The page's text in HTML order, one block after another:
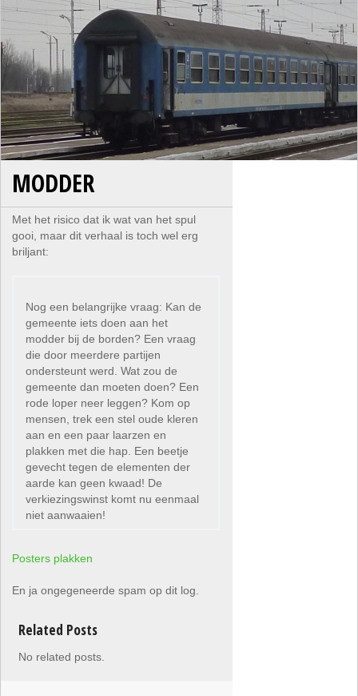
MODDER
Met het risico dat ik wat van het spul
gooi, maar dit verhaal is toch wel erg
briljant:
Nog een belangrijke vraag: Kan de
gemeente iets doen aan het
modder bij de borden? Een vraag
die door meerdere partijen
ondersteunt werd. Wat zou de
gemeente dan moeten doen? Een
rode loper neer leggen? Kom op
mensen, trek een stel oude kleren
aan en een paar laarzen en
plakken met die hap. Een beetje
gevecht tegen de elementen der
aarde kan geen kwaad! De
verkiezingswinst komt nu eenmaal
niet aanwaaien!
Posters plakken
En ja ongegeneerde spam op dit log.
Related Posts
No related posts.